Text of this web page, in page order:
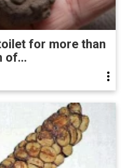
for more than
of...